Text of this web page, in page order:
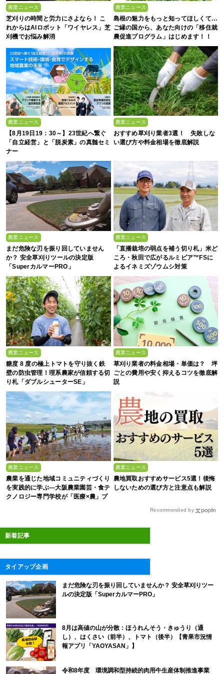
農業ニュース
芝刈りの時間と労力にさよなら！ こ
れからはAIロボット「ワイヤレス」芝
刈機でお悩み解消
農業ニュース
島根の魅力をもっと知ってほしくて…
ご縁の国から、あなた向けの「移住就
農促進プログラム」はじめます！！
農業ニュース
【8月19日19：30～】23世紀へ繋ぐ
「自立経営」と「脱炭素」の真髄セミ
ナー
農業ニュース
おすすめ草刈り業者3選！ 失敗しな
い選び方や料金相場を徹底解説
農業ニュース
まだ危険な刃を振り回していません
か？ 安全草刈りツールの決定版
「SuperカルマーPRO」
農業ニュース
「直播栽培の弱点を補う切り札」米ど
ころ・秋田で広がるルミビア™FSに
よるイネミズゾウムシ対策
農業ニュース
糖度 8 度の極上トマトを守り抜く鉄
壁の防虫管理！理系農家が信頼する切
り札「ダブルシューターSE」
農業ニュース
草刈り業者の料金相場・単価は？ 坪
ごとの費用や安く抑えるコツを徹底解
説
農業ニュース
農業を通じた地域コミュニティづくり
を実践的に学ぶ―大阪農業園芸・食テ
クノロジー専門学校が「医療×農」プ
農業ニュース
農地買取おすすめサービス5選！後悔
しないための選び方と注意点も解説
Recommended by
新着記事
タイアップ企画
まだ危険な刃を振り回していませんか？ 安全草刈りツー
ルの決定版「SuperカルマーPRO」
8月は高値の山が分散：ほうれんそう・きゅうり（通
し）、はくさい（前半）、トマト（後半）【青果市況情
報アプリ「YAOYASAN」】
令和8年度 環境調和型持続的肉用牛生産体制推進事業